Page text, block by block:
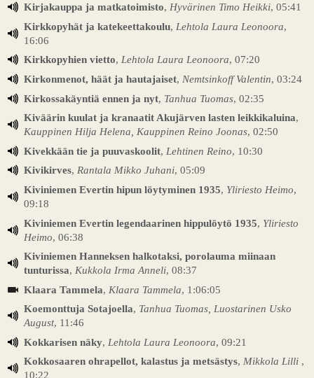
Kirjakauppa ja matkatoimisto, Hyvärinen Timo Heikki, 05:41
Kirkkopyhät ja katekeettakoulu, Lehtola Laura Leonoora,
16:06
Kirkkopyhien vietto, Lehtola Laura Leonoora, 07:20
Kirkonmenot, häät ja hautajaiset, Nemtsinkoff Valentin, 03:24
Kirkossakäyntiä ennen ja nyt, Tanhua Tuomas, 02:35
Kiväärin kuulat ja kranaatit Akujärven lasten leikkikaluina,
Kauppinen Hilja Helena, Kauppinen Reino Joonas, 02:50
Kivekkään tie ja puuvaskoolit, Lehtinen Reino, 10:30
Kivikirves, Rantala Mikko Juhani, 05:09
Kiviniemen Evertin hipun löytyminen 1935, Yliriesto Heimo,
09:18
Kiviniemen Evertin legendaarinen hippulöytö 1935, Yliriesto
Heimo, 06:38
Kiviniemen Hanneksen halkotaksi, porolauma miinaan
tunturissa, Kukkola Irma Anneli, 08:37
Klaara Tammela, Klaara Tammela, 1:06:05
Koemonttuja Sotajoella, Tanhua Tuomas, Luostarinen Usko
August, 11:46
Kokkarisen näky, Lehtola Laura Leonoora, 09:21
Kokkosaaren ohrapellot, kalastus ja metsästys, Mikkola Lilli ,
10:22